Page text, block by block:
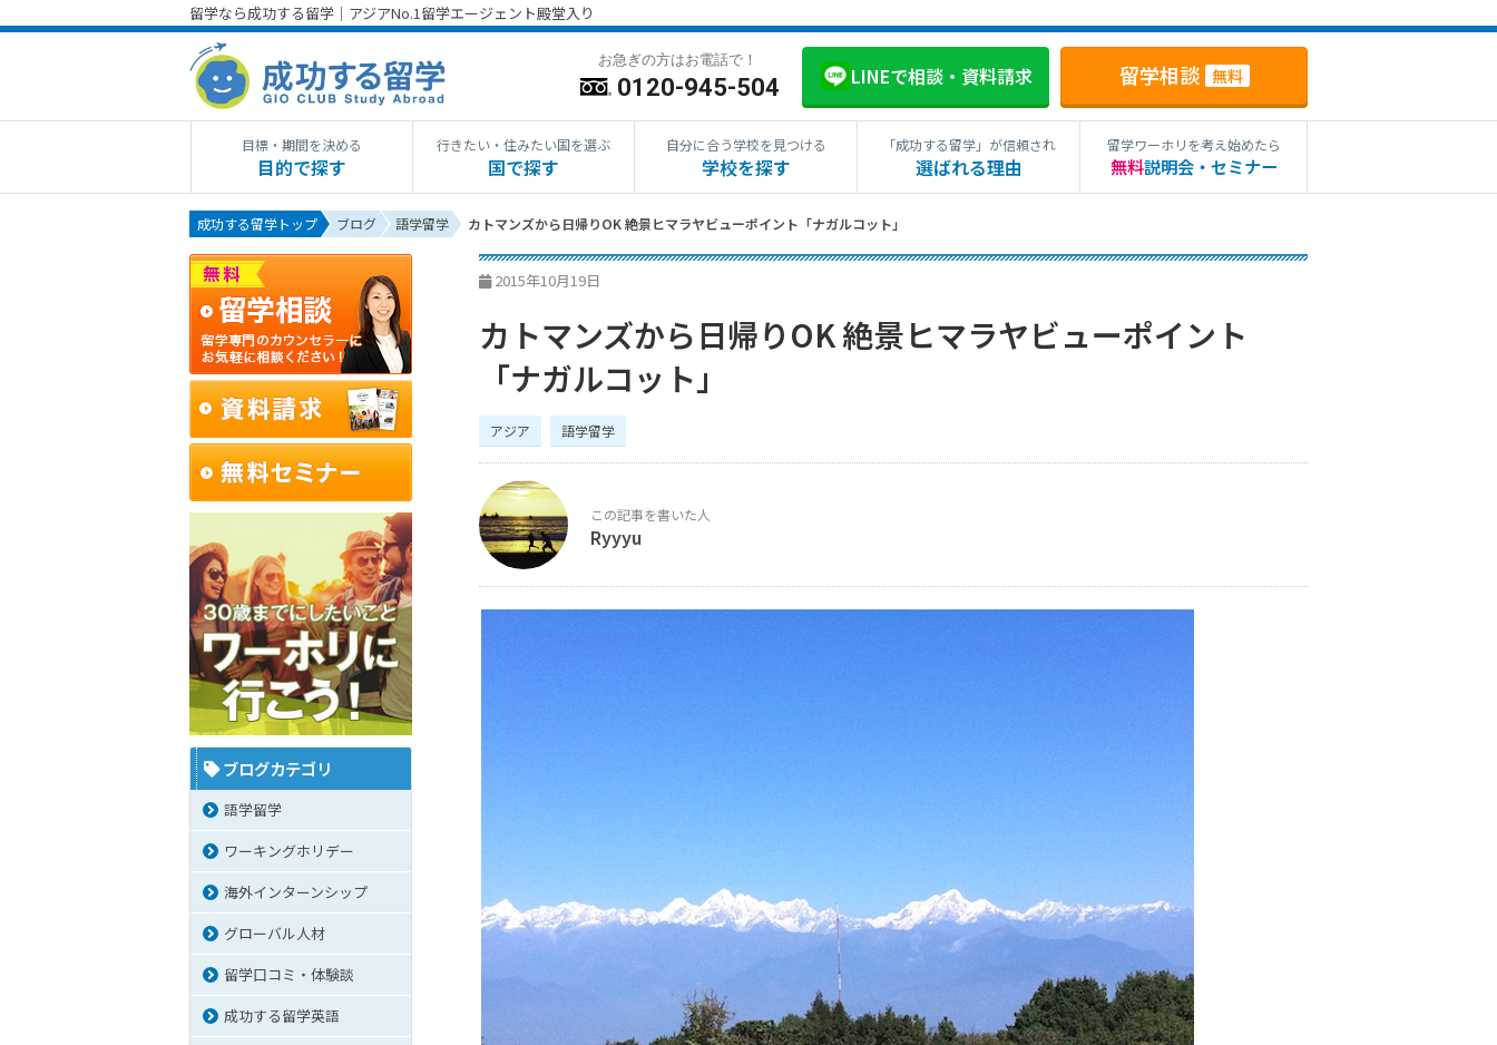
留学なら成功する留学｜アジアNo.1留学エージェント殿堂入り
お急ぎの方はお電話で！
0120-945-504 LINEで相談・資料請求 留学相談 無料
目標・期間を決める
目的で探す
行きたい・住みたい国を選ぶ
国で探す
自分に合う学校を見つける
学校を探す
「成功する留学」が信頼され
選ばれる理由
留学ワーホリを考え始めたら
無料説明会・セミナー
成功する留学トップ ブログ 語学留学 カトマンズから日帰りOK 絶景ヒマラヤビューポイント「ナガルコット」
2015年10月19日
カトマンズから日帰りOK 絶景ヒマラヤビューポイント
「ナガルコット」
アジア 語学留学
Ryyyu
ブログカテゴリ
語学留学
ワーキングホリデー
海外インターンシップ
グローバル人材
留学口コミ・体験談
成功する留学英語